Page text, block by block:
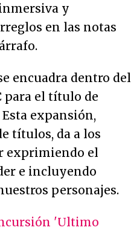
y
en las notas
encuadra dentro del
para el título de
Esta expansión,
títulos, da a los
exprimiendo el
e incluyendo
personajes.
'Ultimo